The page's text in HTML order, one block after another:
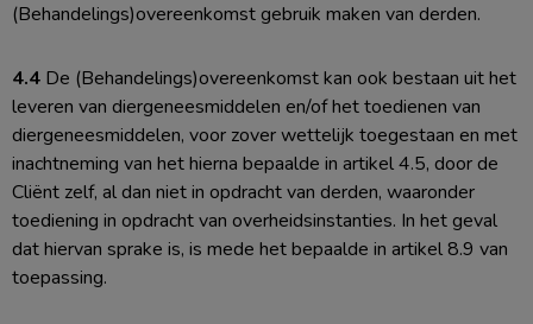
(Behandelings)overeenkomst gebruik maken van derden.
4.4 De (Behandelings)overeenkomst kan ook bestaan uit het
leveren van diergeneesmiddelen en/of het toedienen van
diergeneesmiddelen, voor zover wettelijk toegestaan en met
inachtneming van het hierna bepaalde in artikel 4.5, door de
Cliënt zelf, al dan niet in opdracht van derden, waaronder
toediening in opdracht van overheidsinstanties. In het geval
dat hiervan sprake is, is mede het bepaalde in artikel 8.9 van
toepassing.